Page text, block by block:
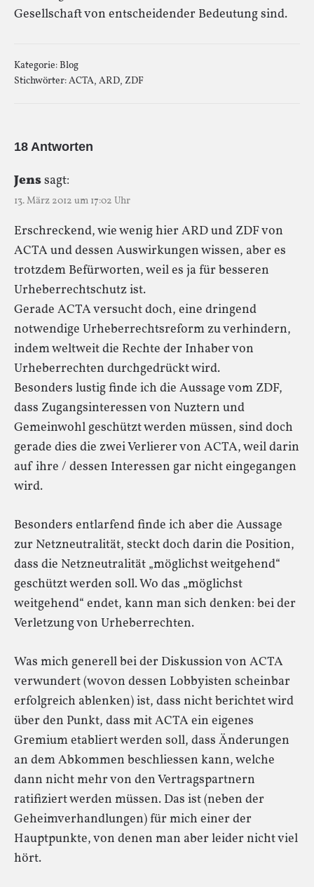
Gesellschaft von entscheidender Bedeutung sind.
Kategorie:Blog
Stichwörter:ACTA, ARD, ZDF
18 Antworten
Jenssagt:
13. März 2012 um 17:02 Uhr
Erschreckend, wie wenig hier ARD und ZDF von
ACTA und dessen Auswirkungen wissen, aber es
trotzdem Befürworten, weil es ja für besseren
Urheberrechtschutz ist.
Gerade ACTA versucht doch, eine dringend
notwendige Urheberrechtsreform zu verhindern,
indem weltweit die Rechte der Inhaber von
Urheberrechten durchgedrückt wird.
Besonders lustig finde ich die Aussage vom ZDF,
dass Zugangsinteressen von Nuztern und
Gemeinwohl geschützt werden müssen, sind doch
gerade dies die zwei Verlierer von ACTA, weil darin
auf ihre / dessen Interessen gar nicht eingegangen
wird.
Besonders entlarfend finde ich aber die Aussage
zur Netzneutralität, steckt doch darin die Position,
dass die Netzneutralität „möglichst weitgehend“
geschützt werden soll. Wo das „möglichst
weitgehend“ endet, kann man sich denken: bei der
Verletzung von Urheberrechten.
Was mich generell bei der Diskussion von ACTA
verwundert (wovon dessen Lobbyisten scheinbar
erfolgreich ablenken) ist, dass nicht berichtet wird
über den Punkt, dass mit ACTA ein eigenes
Gremium etabliert werden soll, dass Änderungen
an dem Abkommen beschliessen kann, welche
dann nicht mehr von den Vertragspartnern
ratifiziert werden müssen. Das ist (neben der
Geheimverhandlungen) für mich einer der
Hauptpunkte, von denen man aber leider nicht viel
hört.